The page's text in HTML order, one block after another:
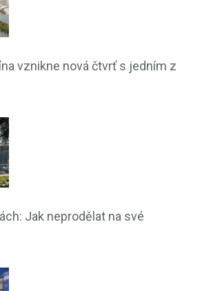
vznikne nová čtvrť s jedním z
Jak neprodělat na své